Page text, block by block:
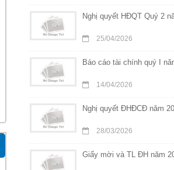
Nghị quyết HĐQT Quý 2
25/04/2026
Báo cáo tài chính quý I
14/04/2026
Nghị quyết ĐHĐCĐ năm
28/03/2026
Giấy mời và TL ĐH năm